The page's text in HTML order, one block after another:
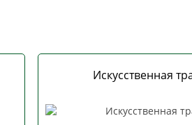
Искусственная